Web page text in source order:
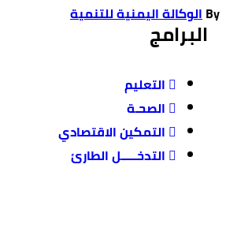
Byالوكالة اليمنية للتنمية
البرامج
التعليم
الصحـة
التمكين الاقتصادي
التدخـــــل الطارئ